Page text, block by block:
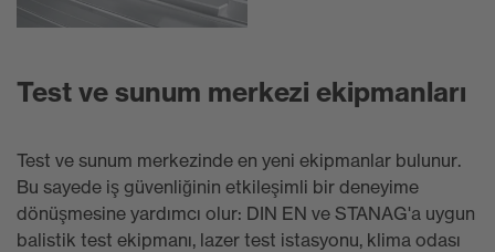
Test ve sunum merkezi ekipmanları
Test ve sunum merkezinde en yeni ekipmanlar bulunur.
Bu sayede iş güvenliğinin etkileşimli bir deneyime
dönüşmesine yardımcı olur: DIN EN ve STANAG'a uygun
balistik test ekipmanı, lazer test istasyonu, klima odası